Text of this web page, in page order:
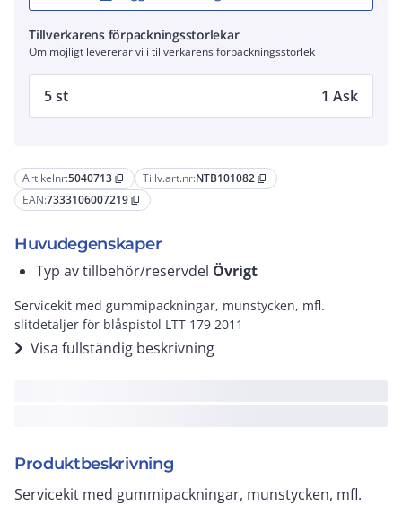
Artikelnr:5040713 content_copy Tillv.art.nr:NTB101082 content_copy
EAN:7333106007219 content_copy
Huvudegenskaper
Typ av tillbehör/reservdel Övrigt
Servicekit med gummipackningar, munstycken, mfl.
slitdetaljer för blåspistol LTT 179 2011
Visa fullständig beskrivning
Produktbeskrivning
Servicekit med gummipackningar, munstycken, mfl.
Tillverkarens förpackningsstorlekar
Om möjligt levererar vi i tillverkarens förpackningsstorlek
5 st 1 Ask